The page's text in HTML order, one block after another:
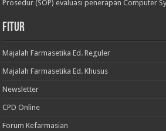
Prosedur (SOP) evaluasi penerapan Computer
Fitur
Majalah Farmasetika Ed. Reguler
Majalah Farmasetika Ed. Khusus
Newsletter
CPD Online
Forum Kefarmasian